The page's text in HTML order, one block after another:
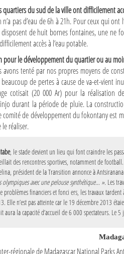
quartiers du sud de la ville ont difficilement
pas d’eau de 6h à 21h. Pour ceux qui
de huit bornes fontaines, une ne
accès à l’eau potable.
pour le développement du quartier ou au
avons tenté par nos propres moyens de
de pertes à cause de va-et-vient
cotisait (20 000 Ar) pour la réalisation
durant la période de pluie. La
comité de développement du fokontany est
le réaliser.
, le stade devient un lieu qui font craindre les
des rencontres sportives, notamment de
président de la Transition annonce à
olympiques avec une pelouse synthétique… ». Les
problèmes financiers et fonci ers, les travaux
Elle n’est pas atteinte car le 19 décembre 2013
aura la capacité d’accueil de 6 000 spectateurs.
régionale de Madagascar National Parks